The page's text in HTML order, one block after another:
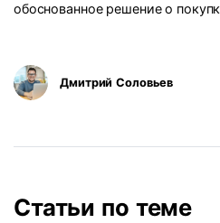
обоснованное решение о
Дмитрий Соловьев
Статьи по теме